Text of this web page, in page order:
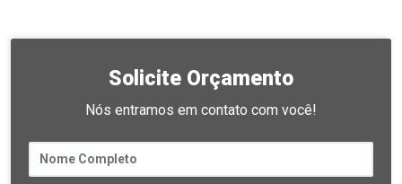
Solicite Orçamento
Nós entramos em contato com você!